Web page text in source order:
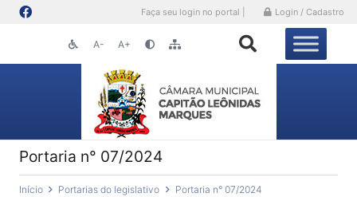
Faça seu login no portal | Login / Cadastro
A- A+
Portaria n° 07/2024
Início Portarias do legislativo Portaria n° 07/2024